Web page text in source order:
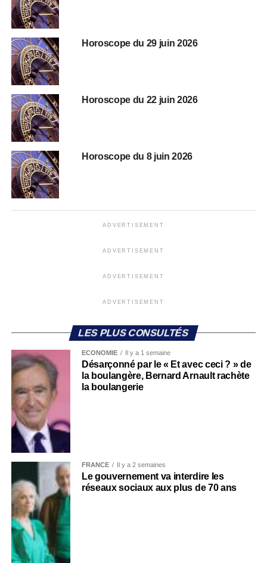
Horoscope du 29 juin 2026
Horoscope du 22 juin 2026
Horoscope du 8 juin 2026
ADVERTISEMENT
ADVERTISEMENT
ADVERTISEMENT
ADVERTISEMENT
LES PLUS CONSULTÉS
ECONOMIE Il y a 1 semaine
Désarçonné par le « Et avec ceci ? » de
la boulangère, Bernard Arnault rachète
la boulangerie
FRANCE Il y a 2 semaines
Le gouvernement va interdire les
réseaux sociaux aux plus de 70 ans